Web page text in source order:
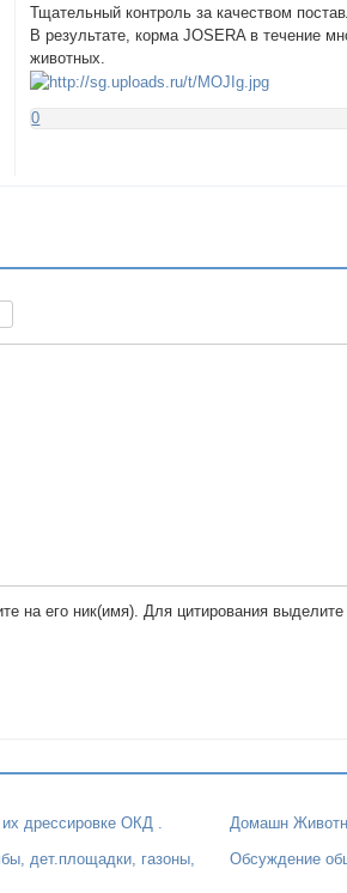
Тщательный контроль за качеством
В результате, корма JOSERA в течение
животных.
0
на его ник(имя). Для цитирования
дрессировке ОКД . Домашн
дет.площадки, газоны,
Обсуждение